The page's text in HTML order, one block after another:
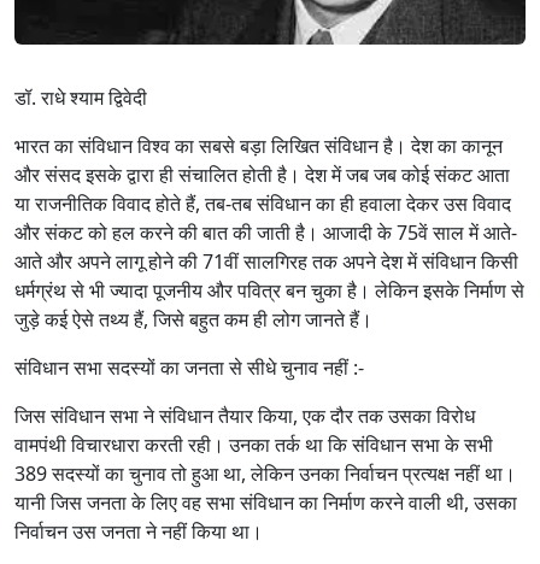
डॉ. राधे श्याम द्विवेदी
भारत का संविधान विश्व का सबसे बड़ा लिखित संविधान है। देश का कानून
और संसद इसके द्वारा ही संचालित होती है। देश में जब जब कोई संकट आता
या राजनीतिक विवाद होते हैं, तब-तब संविधान का ही हवाला देकर उस विवाद
और संकट को हल करने की बात की जाती है। आजादी के 75वें साल में आते-
आते और अपने लागू होने की 71वीं सालगिरह तक अपने देश में संविधान किसी
धर्मग्रंथ से भी ज्यादा पूजनीय और पवित्र बन चुका है। लेकिन इसके निर्माण से
जुड़े कई ऐसे तथ्य हैं, जिसे बहुत कम ही लोग जानते हैं।
संविधान सभा सदस्यों का जनता से सीधे चुनाव नहीं :-
जिस संविधान सभा ने संविधान तैयार किया, एक दौर तक उसका विरोध
वामपंथी विचारधारा करती रही। उनका तर्क था कि संविधान सभा के सभी
389 सदस्यों का चुनाव तो हुआ था, लेकिन उनका निर्वाचन प्रत्यक्ष नहीं था।
यानी जिस जनता के लिए वह सभा संविधान का निर्माण करने वाली थी, उसका
निर्वाचन उस जनता ने नहीं किया था।